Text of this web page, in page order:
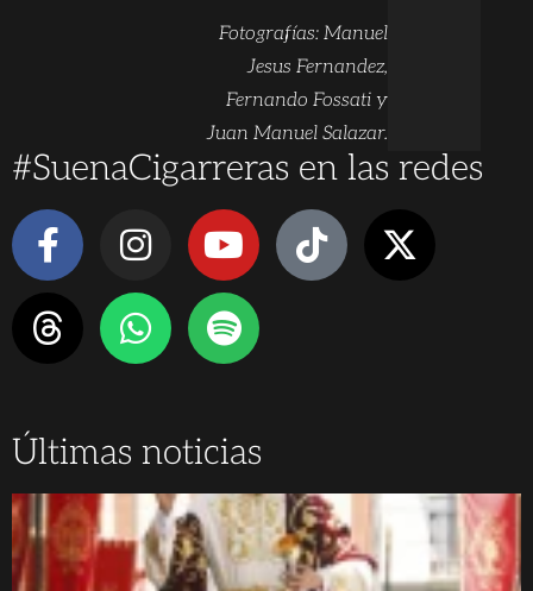
Fotografías: Manuel
Jesus Fernandez,
Fernando Fossati y
Juan Manuel Salazar.
#SuenaCigarreras en las redes
Últimas noticias